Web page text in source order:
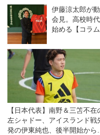
伊藤涼太郎が
会見。高校時
始める【コラム
【日本代表】南野＆三笘不在
左シャドー、アイスランド戦
発の伊東純也、後半開始から務